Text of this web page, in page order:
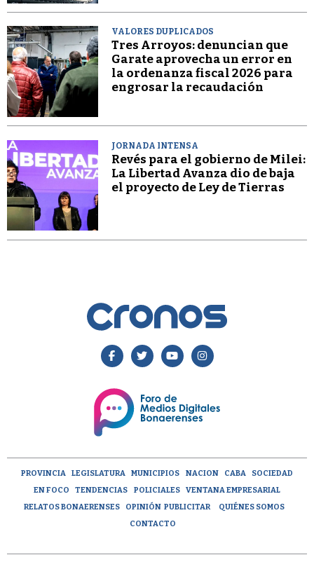
VALORES DUPLICADOS
Tres Arroyos: denuncian que
Garate aprovecha un error en
la ordenanza fiscal 2026 para
engrosar la recaudación
JORNADA INTENSA
Revés para el gobierno de Milei:
La Libertad Avanza dio de baja
el proyecto de Ley de Tierras
PROVINCIA LEGISLATURA MUNICIPIOS NACION CABA
SOCIEDAD
EN FOCO
TENDENCIAS POLICIALES
VENTANA EMPRESARIAL
RELATOS BONAERENSES
OPINIÓN PUBLICITAR
QUIÉNES SOMOS
CONTACTO